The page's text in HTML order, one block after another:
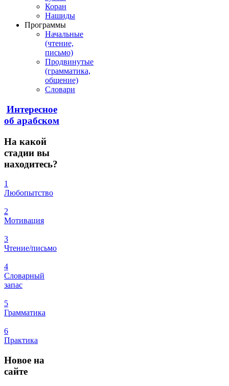
Коран
Нашиды
Программы
Начальные
(чтение,
письмо)
Продвинутые
(грамматика,
общение)
Словари
Интересное
об арабском
На какой
стадии вы
находитесь?
1
Любопытство
2
Мотивация
3
Чтение/письмо
4
Словарный
запас
5
Грамматика
6
Практика
Новое на
сайте